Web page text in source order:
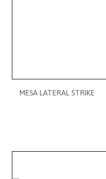
MESA LATERAL STRIKE